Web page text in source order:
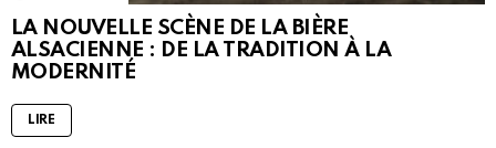
LA NOUVELLE SCÈNE DE LA BIÈRE
ALSACIENNE : DE LA TRADITION À LA
MODERNITÉ
LIRE